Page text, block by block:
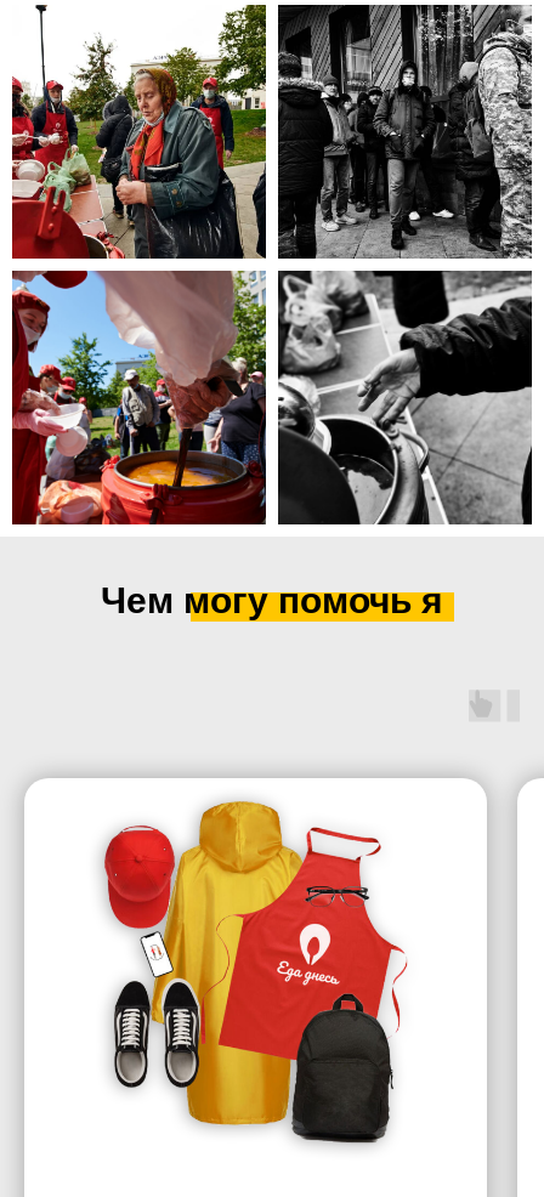
Чем могу помочь я
Каждый может оказаться в
сложной жизненной ситуации,
главное - знать, к кому обратиться
за помощью!
ЧИТАТЬ